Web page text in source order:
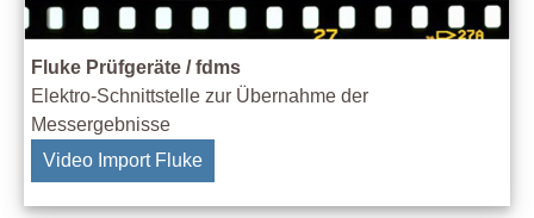
Fluke Prüfgeräte / fdms
Elektro-Schnittstelle zur Übernahme der
Messergebnisse
Video Import Fluke